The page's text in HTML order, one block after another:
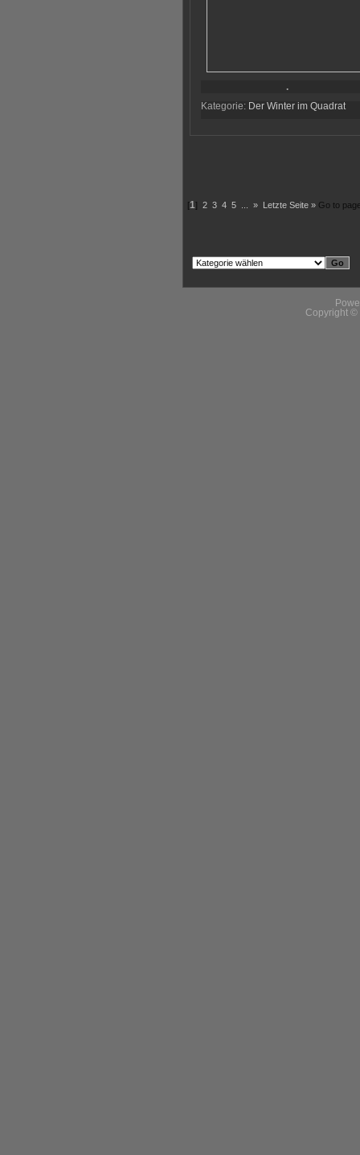
.
Kategorie: Der Winter im Quadrat
[1] 2 3 4 5 » Letzte Seite » Go to
Copyright